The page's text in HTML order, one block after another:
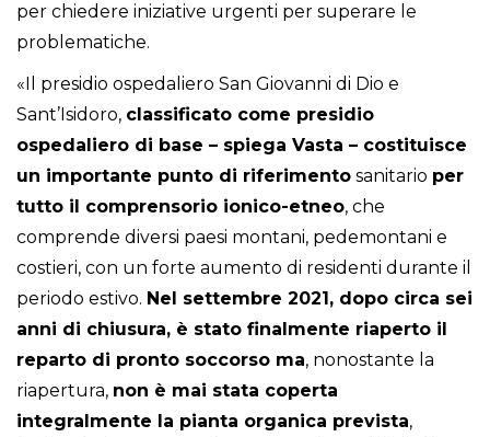
per chiedere iniziative urgenti per superare le
problematiche.
«Il presidio ospedaliero San Giovanni di Dio e
Sant’Isidoro, classificato come presidio
ospedaliero di base – spiega Vasta – costituisce
un importante punto di riferimento sanitario per
tutto il comprensorio ionico-etneo, che
comprende diversi paesi montani, pedemontani e
costieri, con un forte aumento di residenti durante il
periodo estivo. Nel settembre 2021, dopo circa sei
anni di chiusura, è stato finalmente riaperto il
reparto di pronto soccorso ma, nonostante la
riapertura, non è mai stata coperta
integralmente la pianta organica prevista,